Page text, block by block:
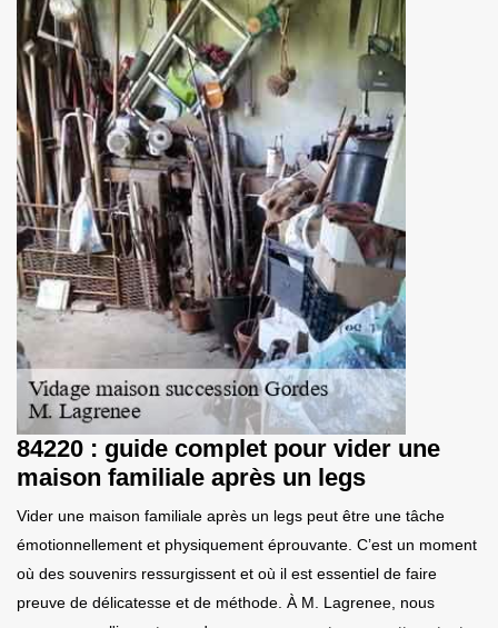
84220 : guide complet pour vider une
maison familiale après un legs
Vider une maison familiale après un legs peut être une tâche
émotionnellement et physiquement éprouvante. C’est un moment
où des souvenirs ressurgissent et où il est essentiel de faire
preuve de délicatesse et de méthode. À M. Lagrenee, nous